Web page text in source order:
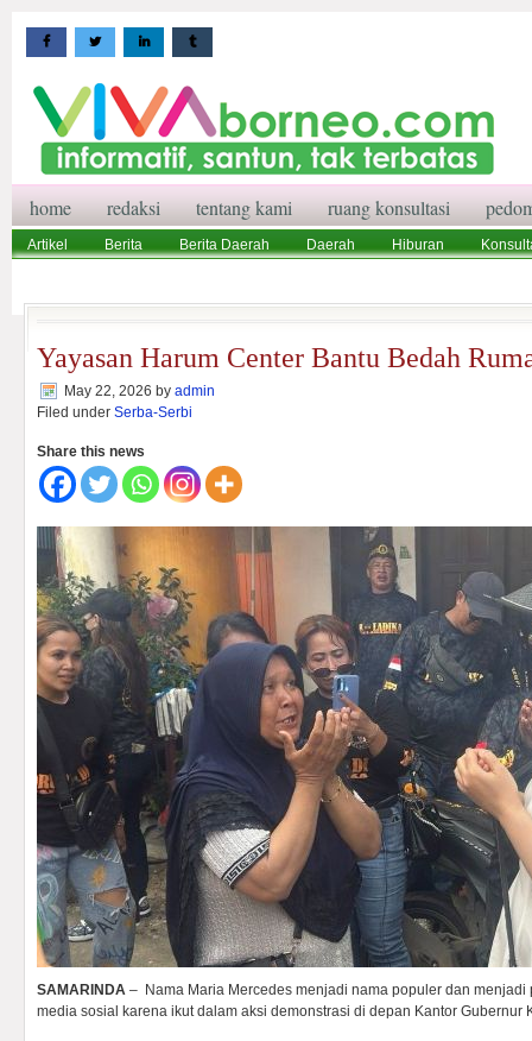
home redaksi tentang kami ruang konsultasi
Artikel Berita Berita Daerah Daerah Hiburan
Yayasan Harum Center Bantu Bedah
May 22, 2026 by admin
Filed under Serba-Serbi
Share this news
SAMARINDA – Nama Maria Mercedes menjadi nama populer dan
media sosial karena ikut dalam aksi demonstrasi di depan Kantor Gubernur